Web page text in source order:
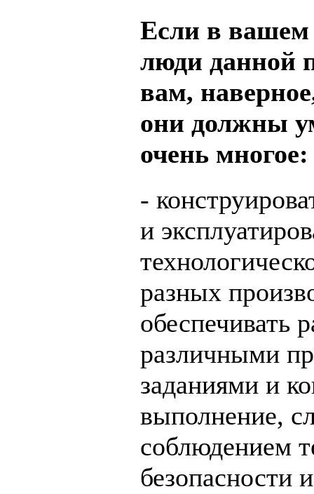
Если в вашем
люди данной
вам,
они должны
очень многое:
-
и
разных
обеспечивать
различными
заданиями и
выполнение,
соблюдением
безопасности